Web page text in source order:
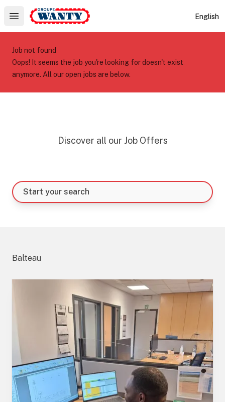
Open main menu
Le Groupe Wanty English
Job not found
Oops! It seems the job you're looking for doesn't exist
anymore. All our open jobs are below.
Discover all our Job Offers
Start your search
Balteau